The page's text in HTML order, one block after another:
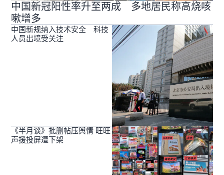
中国新冠阳性率升至两成 多地居民称高烧咳
嗽增多
中国新规纳入技术安全 科技
人员出境受关注
《半月谈》批删帖压舆情 旺旺
声援投屏遭下架